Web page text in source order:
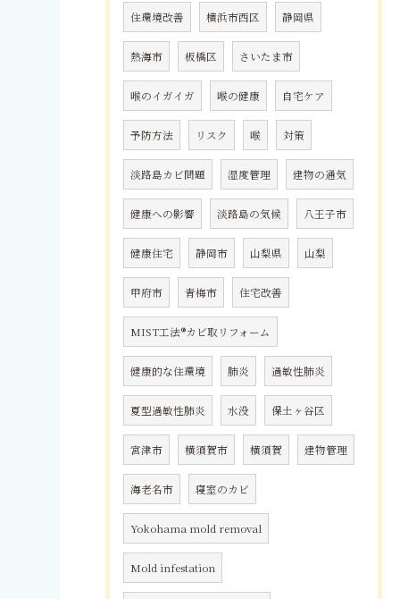
住環境改善 横浜市西区 静岡県
熱海市 板橋区 さいたま市
喉のイガイガ 喉の健康 自宅ケア
予防方法 リスク 喉 対策
淡路島カビ問題 湿度管理 建物の通気
健康への影響 淡路島の気候 八王子市
健康住宅 静岡市 山梨県 山梨
甲府市 青梅市 住宅改善
MIST工法®カビ取リフォーム
健康的な住環境 肺炎 過敏性肺炎
夏型過敏性肺炎 水没 保土ヶ谷区
宮津市 横須賀市 横須賀 建物管理
海老名市 寝室のカビ
Yokohama mold removal
Mold infestation